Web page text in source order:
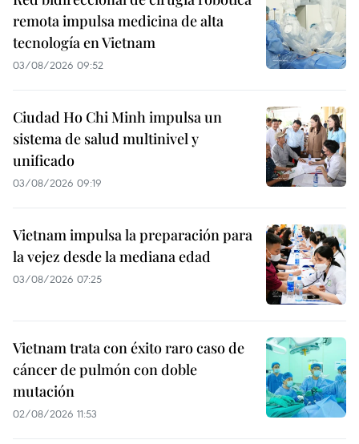
remota impulsa medicina de alta
tecnología en Vietnam
03/08/2026 09:52
Ciudad Ho Chi Minh impulsa un
sistema de salud multinivel y
unificado
03/08/2026 09:19
Vietnam impulsa la preparación para
la vejez desde la mediana edad
03/08/2026 07:25
Vietnam trata con éxito raro caso de
cáncer de pulmón con doble
mutación
02/08/2026 11:53